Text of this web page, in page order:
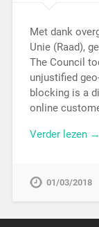
Met dank
Unie (Raad),
The Council
unjustified
blocking is a
online
Verder lezen →
01/03/2018